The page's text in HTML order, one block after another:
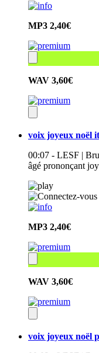
MP3 2,40€
WAV 3,60€
voix joyeux noël
00:07 - LESF |
âgé prononçant
MP3 2,40€
WAV 3,60€
voix joyeux noël